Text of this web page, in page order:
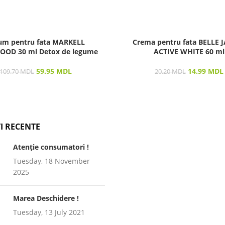
pentru fata MARKELL
30 ml Detox de legume
109.70MDL 59.95 MDL
Crema pentru fata BELLE
ACTIVE WHITE 60 ml
20.20MDL 14.99 MDL
RECENTE
Atenție consumatori !
Tuesday, 18 November
2025
Marea Deschidere !
Tuesday, 13 July 2021